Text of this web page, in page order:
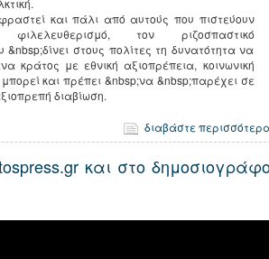
και πάλι από αυτούς που πιστεύουν
τον ριζοσπαστικό
&nbsp;δίνει στους πολίτες τη δυνατότητα να
κράτος με εθνική αξιοπρέπεια, κοινωνική
μπορεί και πρέπει &nbsp;να &nbsp;παρέχει σε
διαβίωση.
διαβάστε
και στο